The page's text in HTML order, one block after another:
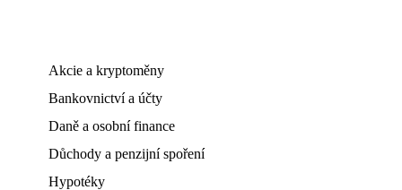
Akcie a kryptoměny
Bankovnictví a účty
Daně a osobní finance
Důchody a penzijní spoření
Hypotéky